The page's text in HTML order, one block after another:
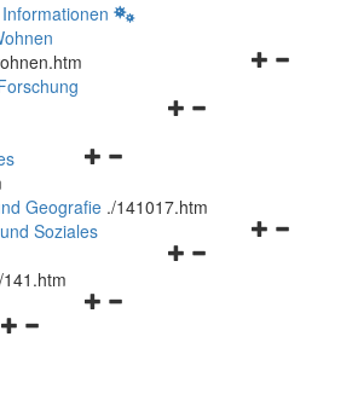
Navigationsmenü
Navigationsmenü
und
schließen
Geografie ./141017.htm
Navigationsmenü
Soziales
Navigationsmenü
/141.htm
Navigationsmenü